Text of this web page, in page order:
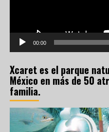
00:00
Xcaret es el parque
México en más de 50
familia.